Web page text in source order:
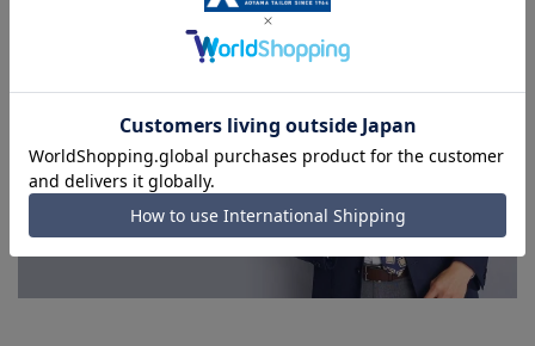
よってはお急ぎ発送サービスを選択できない場合がございま